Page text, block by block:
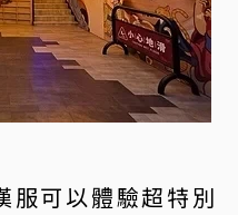
服可以體驗超特別